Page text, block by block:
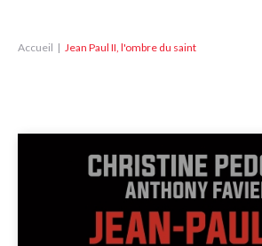
Accueil Jean Paul II, l'ombre du saint